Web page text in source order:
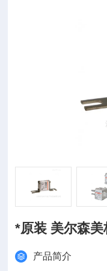
*原装 美尔森
产品简介